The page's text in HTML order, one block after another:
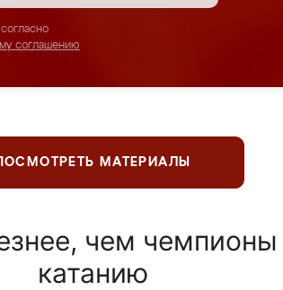
соглашению
ПОСМОТРЕТЬ МАТЕРИАЛЫ
чем
катанию